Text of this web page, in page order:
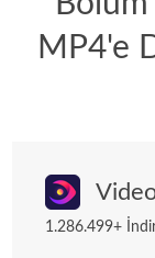
MP4'e
1.286.499+